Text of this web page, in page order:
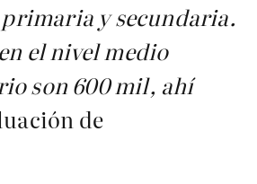
primaria y secundaria.
el nivel medio
son 600 mil, ahí
de